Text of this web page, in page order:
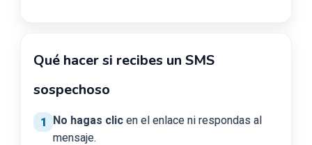
Qué hacer si recibes un SMS
sospechoso
No hagas clic en el enlace ni respondas al
mensaje.